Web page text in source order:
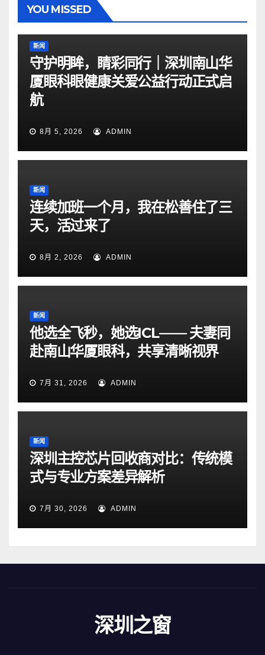
YOU MISSED
新闻
守护明眸，睛彩同行｜深圳南山华
厦眼科眼健康关爱公益行动正式启
航
8月 5, 2026 ADMIN
新闻
连续加班一个月，我在松善住了三
天，活过来了
8月 2, 2026 ADMIN
新闻
他选全飞秒，她选ICL—— 夫妻同
赴南山华厦眼科，共享清晰视界
7月 31, 2026 ADMIN
新闻
深圳主控芯片回收商对比：传统模
式与专业方案差异解析
7月 30, 2026 ADMIN
深圳之窗